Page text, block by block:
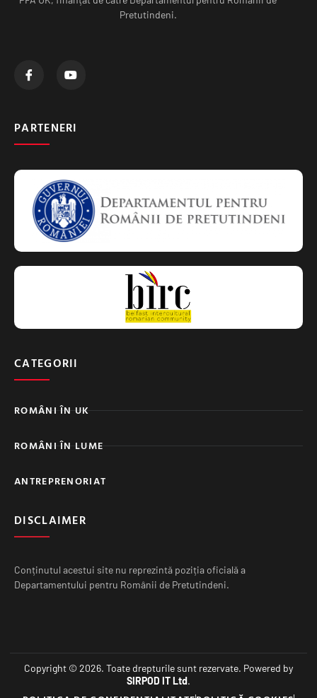
Pretutindeni.
PARTENERI
CATEGORII
ROMÂNI ÎN UK
ROMÂNI ÎN LUME
ANTREPRENORIAT
DISCLAIMER
Conținutul acestui site nu reprezintă poziția oficială a
Departamentului pentru Românii de Pretutindeni.
Copyright © 2026. Toate drepturile sunt rezervate. Powered by
SIRPOD IT Ltd.